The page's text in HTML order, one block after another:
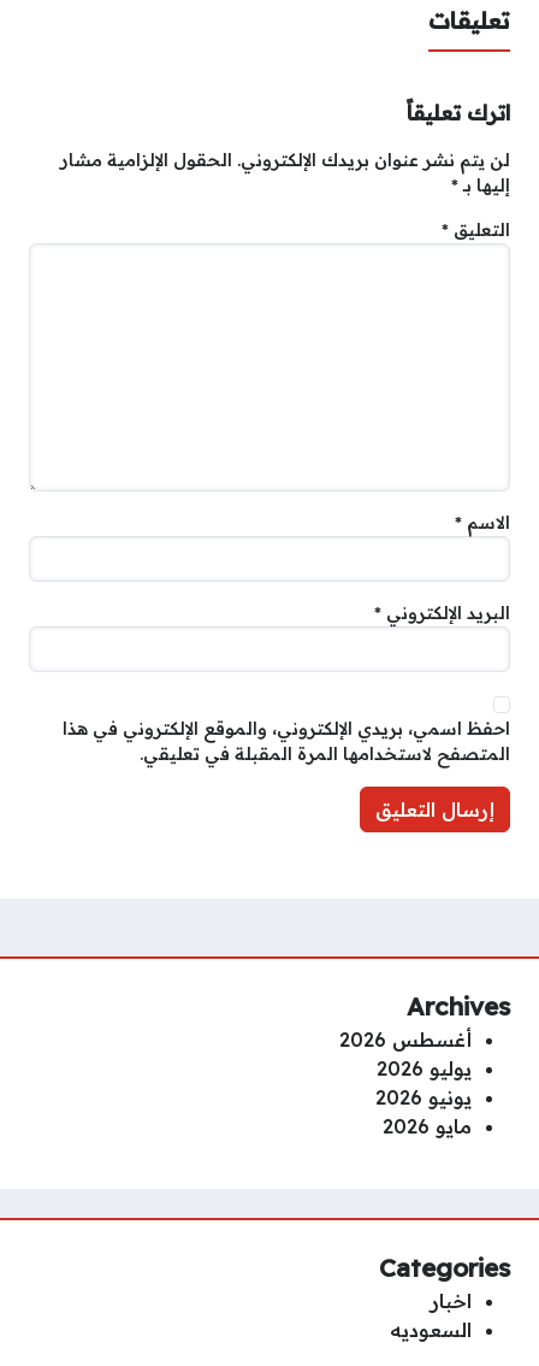
تعليقات
اترك تعليقاً
لن يتم نشر عنوان بريدك الإلكتروني. الحقول الإلزامية مشار
إليها بـ*
التعليق *
الاسم *
البريد الإلكتروني *
احفظ اسمي، بريدي الإلكتروني، والموقع الإلكتروني في هذا
المتصفح لاستخدامها المرة المقبلة في تعليقي.
Archives
أغسطس 2026
يوليو 2026
يونيو 2026
مايو 2026
Categories
اخبار
السعوديه